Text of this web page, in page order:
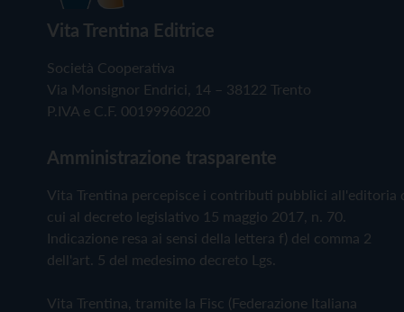
Vita Trentina Editrice
Società Cooperativa
Via Monsignor Endrici, 14 – 38122 Trento
P.IVA e C.F. 00199960220
Amministrazione trasparente
Vita Trentina percepisce i contributi pubblici all'editoria
cui al decreto legislativo 15 maggio 2017, n. 70.
Indicazione resa ai sensi della lettera f) del comma 2
dell'art. 5 del medesimo decreto Lgs.
Vita Trentina, tramite la Fisc (Federazione Italiana